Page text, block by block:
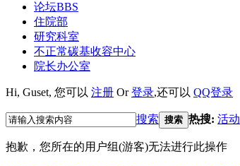
论坛BBS
住院部
研究科室
不正常碳基收容中心
院长办公室
Hi, Guset, 您可以 注册 Or登录,还可以 QQ登录
搜索 搜索 热搜: 活动
抱歉，您所在的用户组(游客)无法进行此操作